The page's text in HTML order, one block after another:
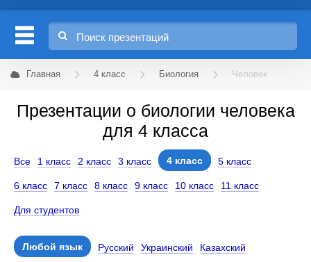
Главная 4 класс Биология Человек
Презентации о биологии человека
для 4 класса
Все 1 класс 2 класс 3 класс 4 класс 5 класс
6 класс 7 класс 8 класс 9 класс 10 класс 11 класс
Для студентов
Любой язык Русский Украинский Казахский